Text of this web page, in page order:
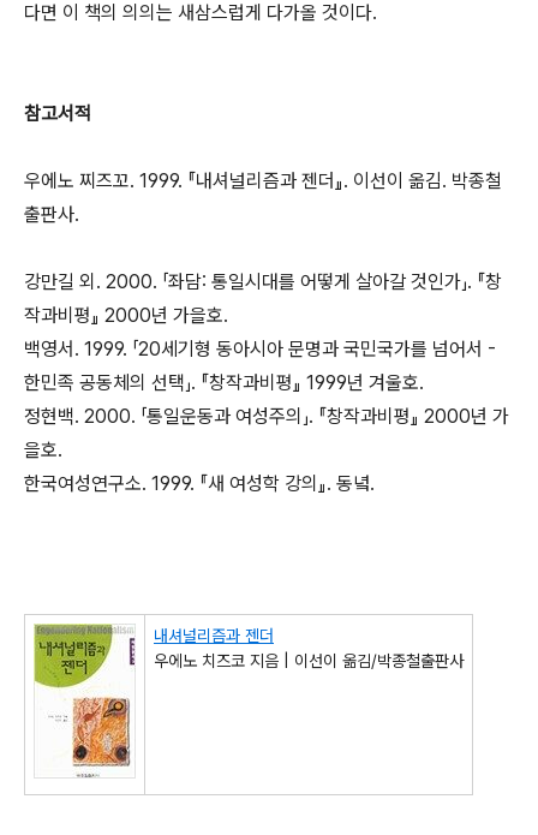
다면 이 책의 의의는 새삼스럽게 다가올 것이다.
참고서적
우에노 찌즈꼬. 1999. 『내셔널리즘과 젠더』. 이선이 옮김. 박종철
출판사.
강만길 외. 2000. 「좌담: 통일시대를 어떻게 살아갈 것인가」. 『창
작과비평』 2000년 가을호.
백영서. 1999. 「20세기형 동아시아 문명과 국민국가를 넘어서 -
한민족 공동체의 선택」. 『창작과비평』 1999년 겨울호.
정현백. 2000. 「통일운동과 여성주의」. 『창작과비평』 2000년 가
을호.
한국여성연구소. 1999. 『새 여성학 강의』. 동녘.
내셔널리즘과 젠더
우에노 치즈코 지음 | 이선이 옮김/박종철출판사